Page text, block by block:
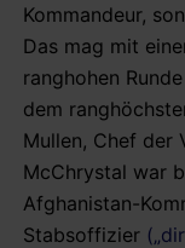
Kommandeur,
Das mag mit
ranghohen
dem
Mullen, Chef der
McChrystal war
Afghanistan-
Stabsoffizier